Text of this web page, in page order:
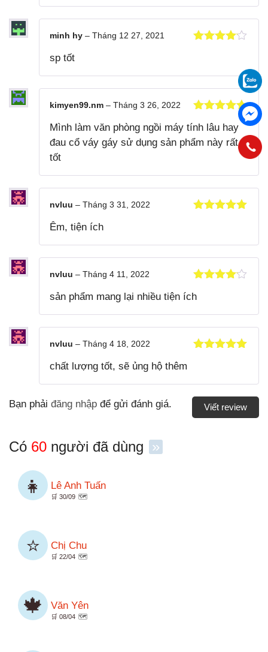
minh hy – Tháng 12 27, 2021
sp tốt
hạng 55
sao
kimyen99.nm – Tháng 3 26, 2022
Mình làm văn phòng ngồi máy tính lâu hay
đau cổ váy gáy sử dụng sản phẩm này rất
tốt
nvluu – Tháng 3 31, 2022
Êm, tiện ích
hạng
nvluu – Tháng 4 11, 2022
sản phẩm mang lại nhiều tiện ích
nvluu – Tháng 4 18, 2022
chất lượng tốt, sẽ ủng hộ thêm
Viết review
Bạn phải đăng nhập để gửi đánh giá.
Có 60 người đã dùng »
👧 Lê Anh Tuấn
🛒 30/09 🗺️
⭐ Chị Chu
🛒 22/04 🗺️
🍁 Văn Yên
🛒 08/04 🗺️